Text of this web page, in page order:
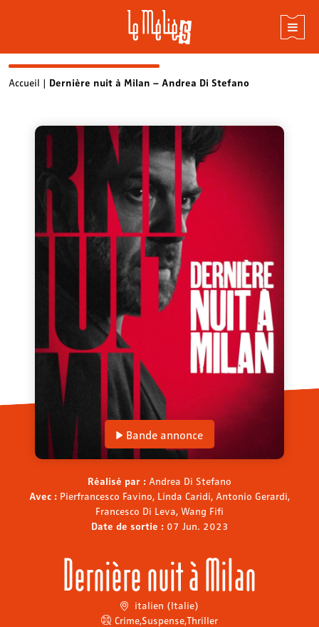
SkipAccueil | Dernière nuit à Milan – Andrea Di Stefano
Bande annonce
Réalisé par : Andrea Di Stefano
Avec : Pierfrancesco Favino, Linda Caridi, Antonio Gerardi,
Francesco Di Leva, Wang Fifi
Date de sortie : 07 Jun. 2023
Dernière nuit à Milan
italien (Italie)
Crime,Suspense,Thriller